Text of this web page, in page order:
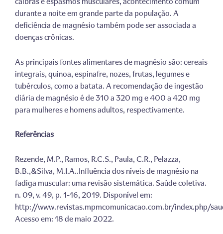
durante a noite em grande parte da população. A
deficiência de magnésio também pode ser associada a
doenças crônicas.
As principais fontes alimentares de magnésio são: cereais
integrais, quinoa, espinafre, nozes, frutas, legumes e
tubérculos, como a batata. A recomendação de ingestão
diária de magnésio é de 310 a 320 mg e 400 a 420 mg
para mulheres e homens adultos, respectivamente.
Referências
Rezende, M.P., Ramos, R.C.S., Paula, C.R., Pelazza,
B.B.,&Silva, M.I.A..Influência dos níveis de magnésio na
fadiga muscular: uma revisão sistemática. Saúde coletiva.
n. 09, v. 49, p. 1-16, 2019. Disponível em:
http://www.revistas.mpmcomunicacao.com.br/index.php/
Acesso em: 18 de maio 2022.